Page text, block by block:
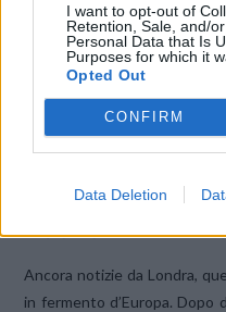
I want to opt-out of
Retention, Sale, and/
Personal Data that Is
Purposes for which it
Opted Out
CONFIRM
Data Deletion
CORNERSTONE, È
TRA VODAFONE E
La condivisione di rete
operativa. La società
pienamente operativo con
LYCAMOBILE
NUOVO BRAND IN
Ancora notizie da Londra,
in fermento d’Europa.